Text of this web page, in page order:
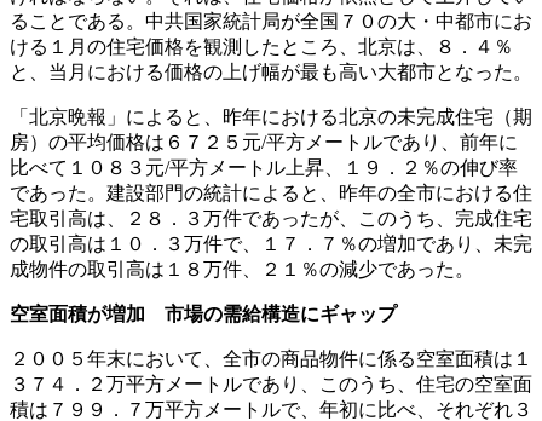
ることである。中共国家統計局が全国７０の大・中都市にお
ける１月の住宅価格を観測したところ、北京は、８．４％
と、当月における価格の上げ幅が最も高い大都市となった。
「北京晩報」によると、昨年における北京の未完成住宅（期
房）の平均価格は６７２５元/平方メートルであり、前年に
比べて１０８３元/平方メートル上昇、１９．２％の伸び率
であった。建設部門の統計によると、昨年の全市における住
宅取引高は、２８．３万件であったが、このうち、完成住宅
の取引高は１０．３万件で、１７．７％の増加であり、未完
成物件の取引高は１８万件、２１％の減少であった。
空室面積が増加 市場の需給構造にギャップ
２００５年末において、全市の商品物件に係る空室面積は１
３７４．２万平方メートルであり、このうち、住宅の空室面
積は７９９．７万平方メートルで、年初に比べ、それぞれ３